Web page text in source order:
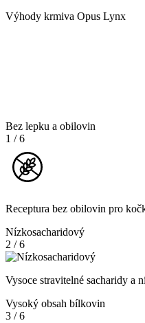
Výhody krmiva Opus Lynx
Bez lepku a obilovin
1 /6
Receptura bez obilovin pro
Nízkosacharidový
2 /6
Vysoce stravitelné sacharidy a
Vysoký obsah bílkovin
3 /6